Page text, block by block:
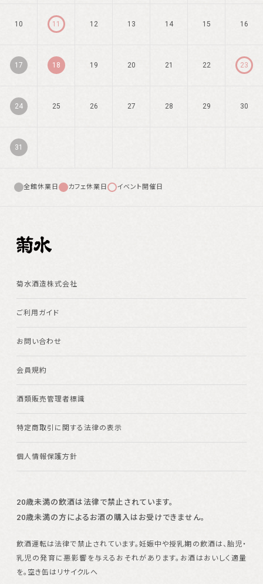
10 11 12 13 14 15 16
17 18 19 20 21 22 23
24 25 26 27 28 29 30
31
全館休業日 カフェ休業日 イベント開催日
20歳未満の飲酒は法律で禁止されています。
20歳未満の方によるお酒の購入はお受けできません。
飲酒運転は法律で禁止されています。妊娠中や授乳期の飲酒は、胎児・
乳児の発育に悪影響を与えるおそれがあります。 お酒はおいしく適量
を。空き缶はリサイクルへ
菊水酒造株式会社
ご利用ガイド
お問い合わせ
会員規約
酒類販売管理者標識
特定商取引に関する法律の表示
個人情報保護方針